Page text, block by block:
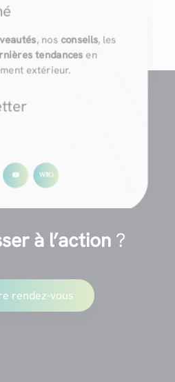
, nos conseils, les
tendances en
extérieur.
à l’action?
rendez-vous